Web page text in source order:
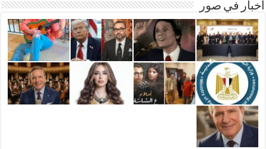
اخبار في صور